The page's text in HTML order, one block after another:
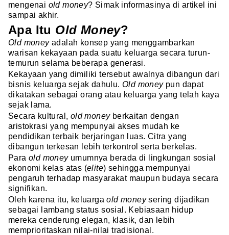
mengenai old money? Simak informasinya di artikel ini
sampai akhir.
Apa Itu Old Money?
Old money adalah konsep yang menggambarkan
warisan kekayaan pada suatu keluarga secara turun-
temurun selama beberapa generasi.
Kekayaan yang dimiliki tersebut awalnya dibangun dari
bisnis keluarga sejak dahulu. Old money pun dapat
dikatakan sebagai orang atau keluarga yang telah kaya
sejak lama.
Secara kultural, old moneyberkaitan dengan
aristokrasi yang mempunyai akses mudah ke
pendidikan terbaik berjaringan luas. Citra yang
dibangun terkesan lebih terkontrol serta berkelas.
Para old money umumnya berada di lingkungan sosial
ekonomi kelas atas (elite) sehingga mempunyai
pengaruh terhadap masyarakat maupun budaya secara
signifikan.
Oleh karena itu, keluargaold moneysering dijadikan
sebagai lambang status sosial. Kebiasaan hidup
mereka cenderung elegan, klasik, dan lebih
memprioritaskan nilai-nilai tradisional.